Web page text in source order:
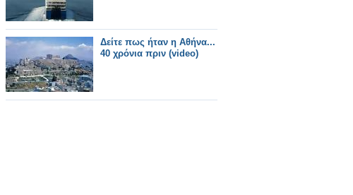
Δείτε πως ήταν η Αθήνα...
40 χρόνια πριν (video)